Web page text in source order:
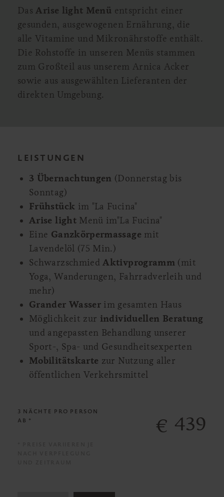
DasArise light Menü entspricht einer
gesunden, ausgewogenen Ernährung, die
alle Vitamine und Mikronährstoffe enthält.
Die Rohstoffe in unseren Menüs stammen
zum Großteil aus unserem Arnica Acker
sowie aus ausgewählten Lieferanten der
direkten Umgebung.
LEISTUNGEN
3 Übernachtungen (Donnerstag bis
Sonntag)
Frühstück im "La Fucina"
Arise lightMenü im"La Fucina"
Eine Ganzkörpermassage mit
Lavendelöl (75 Min.)
SchwarzschmiedAktivprogramm (mit
Yoga, Wanderungen, Fahrradverleih und
mehr)
Grander Wasser im gesamten Haus
Möglichkeit zur individuellen Beratung
und angepassten Behandlung unserer
Sport-, Spa- und Gesundheitsexperten
Mobilitätskarte zur Nutzung aller
öffentlichen Verkehrsmittel
3 NÄCHTE PRO PERSON
AB *
€ 439